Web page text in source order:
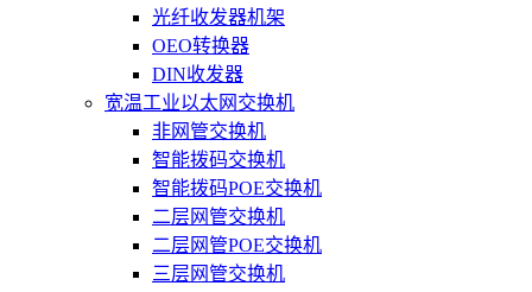
光纤收发器机架
OEO转换器
DIN收发器
宽温工业以太网交换机
非网管交换机
智能拨码交换机
智能拨码POE交换机
二层网管交换机
二层网管POE交换机
三层网管交换机